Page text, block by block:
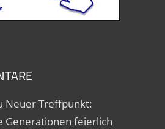
Neuer Treffpunkt:
Generationen feierlich